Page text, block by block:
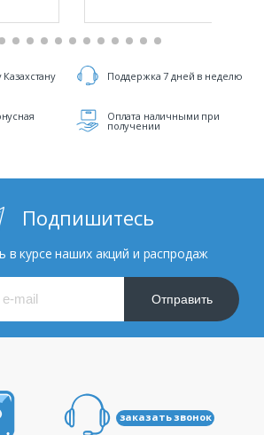
Поддержка 7 дней в неделю
Оплата наличными при
получении
Подпишитесь
в курсе наших акций и распродаж
Отправить
заказать звонок